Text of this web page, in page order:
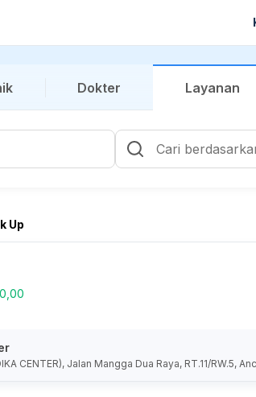
Dokter Layanan
Up
CENTER), Jalan Mangga Dua Raya, RT.11/RW.5,